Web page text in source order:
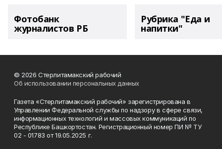
Фотобанк
журналистов РБ
Рубрика "Еда и
напитки"
© 2026 Стерлитамакский рабочий
Об использовании персональных данных
Газета «Стерлитамакский рабочий» зарегистрирована в
Управлении Федеральной службы по надзору в сфере связи,
информационных технологий и массовых коммуникаций по
Республике Башкортостан. Регистрационный номер ПИ № ТУ
02 - 01783 от 19.05.2025 г.